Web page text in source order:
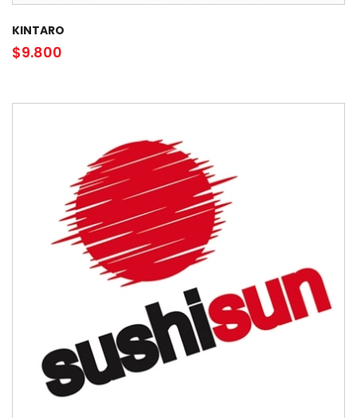
KINTARO
$9.800